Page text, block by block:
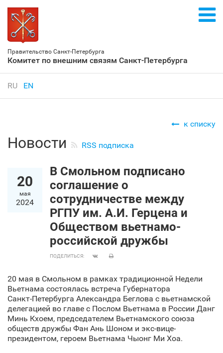
Правительство Санкт‑Петербурга
Комитет по внешним связям Санкт‑Петербурга
RU EN
к списку
Новости RSS подписка
20
мая
2024
В Смольном подписано
соглашение о
сотрудничестве между
РГПУ им. А.И. Герцена и
Обществом вьетнамо-
российской дружбы
ПОДЕЛИТЬСЯ:
20 мая в Смольном в рамках традиционной Недели
Вьетнама состоялась встреча Губернатора
Санкт‑Петербурга Александра Беглова с вьетнамской
делегацией во главе с Послом Вьетнама в России Данг
Минь Кхоем, председателем Вьетнамского союза
обществ дружбы Фан Ань Шоном и экс-вице-
президентом, героем Вьетнама Чыонг Ми Хоа.